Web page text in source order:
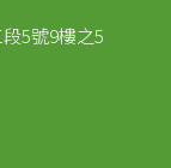
5號9樓之5